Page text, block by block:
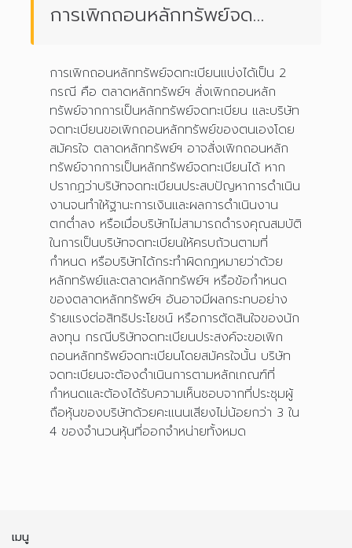
การเพิกถอนหลักทรัพย์จด
การเพิกถอนหลักทรัพย์จดทะเบียนแบ่งได้เป็น 2
กรณี คือ ตลาดหลักทรัพย์ฯ สั่งเพิกถอนหลัก
ทรัพย์จากการเป็นหลักทรัพย์จดทะเบียน และบริษัท
จดทะเบียนขอเพิกถอนหลักทรัพย์ของตนเองโดย
สมัครใจ ตลาดหลักทรัพย์ฯ อาจสั่งเพิกถอนหลัก
ทรัพย์จากการเป็นหลักทรัพย์จดทะเบียนได้ หาก
ปรากฏว่าบริษัทจดทะเบียนประสบปัญหาการดำเนิน
งานจนทำให้ฐานะการเงินและผลการดำเนินงาน
ตกต่ำลง หรือเมื่อบริษัทไม่สามารถดำรงคุณสมบัติ
ในการเป็นบริษัทจดทะเบียนให้ครบถ้วนตามที่
กำหนด หรือบริษัทได้กระทำผิดกฎหมายว่าด้วย
หลักทรัพย์และตลาดหลักทรัพย์ฯ หรือข้อกำหนด
ของตลาดหลักทรัพย์ฯ อันอาจมีผลกระทบอย่าง
ร้ายแรงต่อสิทธิประโยชน์ หรือการตัดสินใจของนัก
ลงทุน กรณีบริษัทจดทะเบียนประสงค์จะขอเพิก
ถอนหลักทรัพย์จดทะเบียนโดยสมัครใจนั้น บริษัท
จดทะเบียนจะต้องดำเนินการตามหลักเกณฑ์ที่
กำหนดและต้องได้รับความเห็นชอบจากที่ประชุมผู้
ถือหุ้นของบริษัทด้วยคะแนนเสียงไม่น้อยกว่า 3 ใน
4 ของจำนวนหุ้นที่ออกจำหน่ายทั้งหมด
เมนู